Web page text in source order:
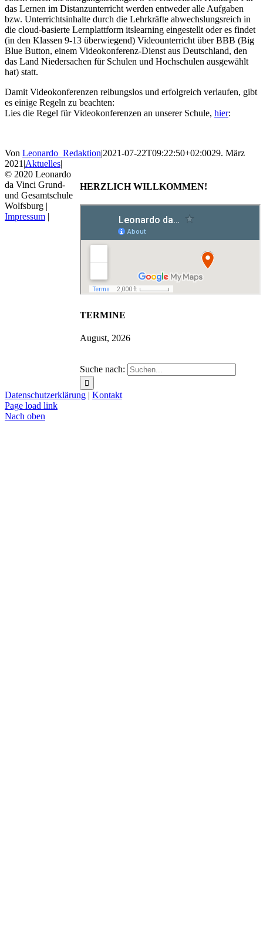
das Lernen im Distanzunterricht werden entweder alle Aufgaben
bzw. Unterrichtsinhalte durch die Lehrkräfte abwechslungsreich in
die cloud-basierte Lernplattform itslearning eingestellt oder es findet
(in den Klassen 9-13 überwiegend) Videounterricht über BBB (Big
Blue Button, einem Videokonferenz-Dienst aus Deutschland, den
das Land Niedersachen für Schulen und Hochschulen ausgewählt
hat) statt.
Damit Videokonferenzen reibungslos und erfolgreich verlaufen, gibt
es einige Regeln zu beachten:
Lies die Regel für Videokonferenzen an unserer Schule, hier:
Von Leonardo_Redaktion|2021-07-22T09:22:50+02:0029. März
2021 |Aktuelles|
HERZLICH WILLKOMMEN!
TERMINE
August, 2026
Suche nach:
© 2020 Leonardo
da Vinci Grund-
und Gesamtschule
Wolfsburg |
Impressum |
Datenschutzerklärung | Kontakt
Page load link
Nach oben